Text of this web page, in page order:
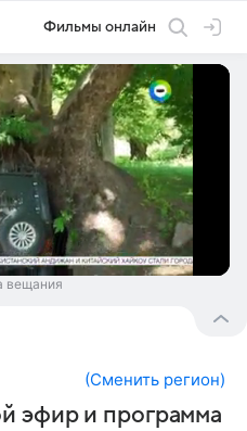
Фильмы онлайн
вещания
(Сменить регион)
эфир и программа